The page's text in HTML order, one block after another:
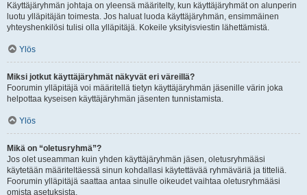
Käyttäjäryhmän johtaja on yleensä määritelty, kun käyttäjäryhmät on alunperin
luotu ylläpitäjän toimesta. Jos haluat luoda käyttäjäryhmän, ensimmäinen
yhteyshenkilösi tulisi olla ylläpitäjä. Kokeile yksityisviestin lähettämistä.
Ylös
Miksi jotkut käyttäjäryhmät näkyvät eri väreillä?
Foorumin ylläpitäjä voi määritellä tietyn käyttäjäryhmän jäsenille värin joka
helpottaa kyseisen käyttäjäryhmän jäsenten tunnistamista.
Ylös
Mikä on “oletusryhmä”?
Jos olet useamman kuin yhden käyttäjäryhmän jäsen, oletusryhmääsi
käytetään määriteltäessä sinun kohdallasi käytettävää ryhmäväriä ja titteliä.
Foorumin ylläpitäjä saattaa antaa sinulle oikeudet vaihtaa oletusryhmääsi
omista asetuksista.